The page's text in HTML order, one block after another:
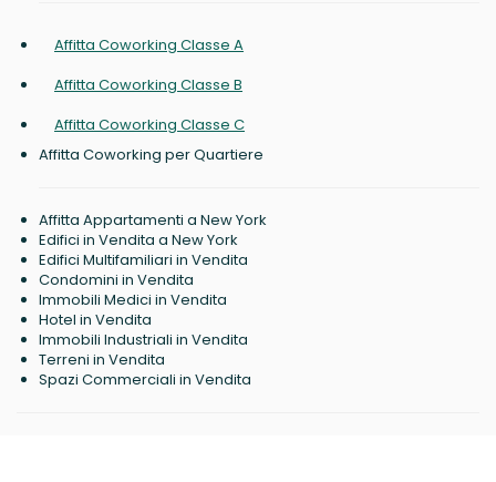
Affitta Coworking Classe A
Affitta Coworking Classe B
Affitta Coworking Classe C
Affitta Coworking per Quartiere
Affitta Appartamenti a New York
Edifici in Vendita a New York
Edifici Multifamiliari in Vendita
Condomini in Vendita
Immobili Medici in Vendita
Hotel in Vendita
Immobili Industriali in Vendita
Terreni in Vendita
Spazi Commerciali in Vendita